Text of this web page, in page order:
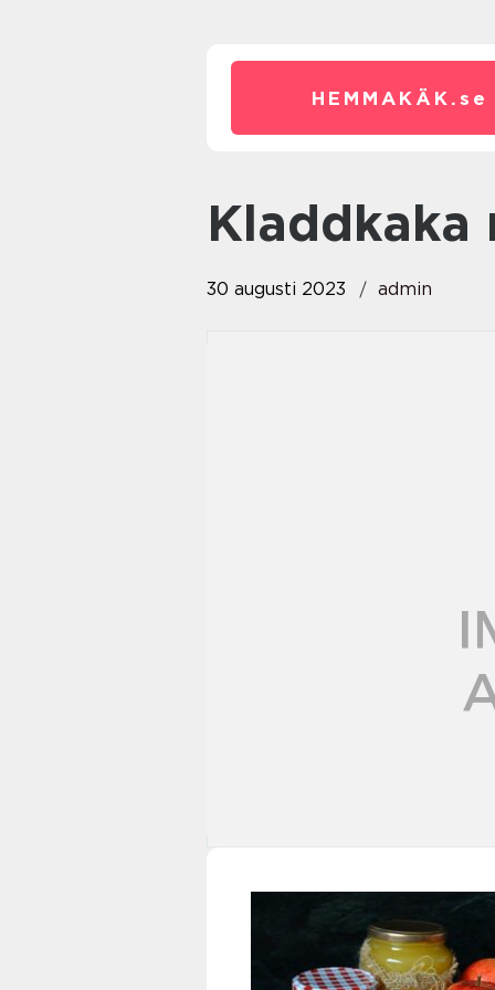
HEMMAKÄK. se
30 augusti 2023 admin